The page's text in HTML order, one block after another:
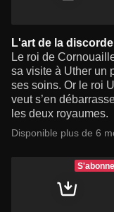
L'art de la discorde
Le roi de
sa visite à Uther un
ses soins. Or le roi
veut s’en
les deux royaumes.
Disponible plus de 6